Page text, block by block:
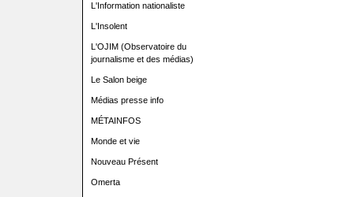
L'Information nationaliste
L'Insolent
L'OJIM (Observatoire du
journalisme et des médias)
Le Salon beige
Médias presse info
MÉTAINFOS
Monde et vie
Nouveau Présent
Omerta